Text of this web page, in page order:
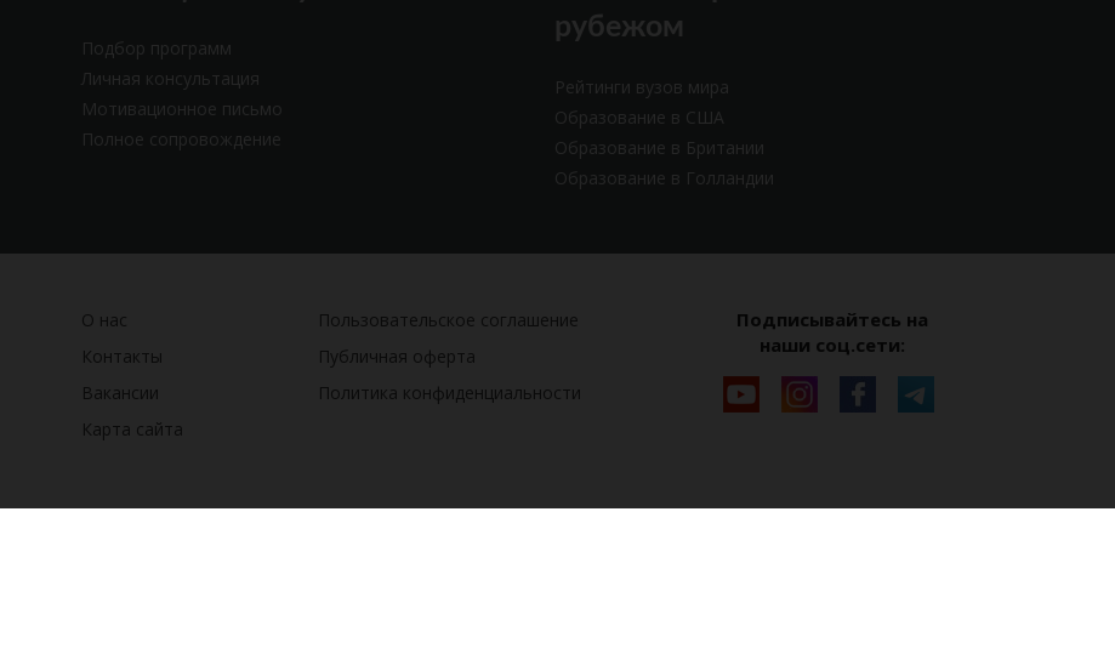
Подбор программ
Личная консультация
Мотивационное письмо
Полное сопровождение
рубежом
Рейтинги вузов мира
Образование в США
Образование в Британии
Образование в Голландии
О нас
Контакты
Вакансии
Карта сайта
Пользовательское соглашение
Публичная оферта
Политика конфиденциальности
Подписывайтесь на
наши соц.сети: